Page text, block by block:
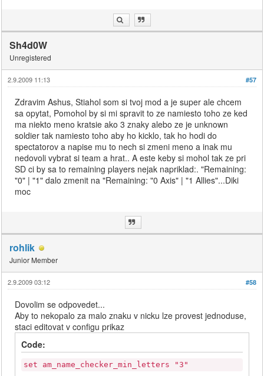
Sh4d0W
Unregistered
#57
2.9.2009 11:13
Zdravim Ashus, Stiahol som si tvoj mod a je super ale chcem
sa opytat, Pomohol by si mi spravit to ze namiesto toho ze ked
ma niekto meno kratsie ako 3 znaky alebo ze je unknown
soldier tak namiesto toho aby ho kicklo, tak ho hodi do
spectatorov a napise mu to nech si zmeni meno a inak mu
nedovoli vybrat si team a hrat.. A este keby si mohol tak ze pri
SD ci by sa to remaining players nejak napriklad:. "Remaining:
"0" | "1" dalo zmenit na "Remaining: "0 Axis" | "1 Allies"...Diki
moc
rohlik
Junior Member
#58
2.9.2009 03:12
Dovolim se odpovedet...
Aby to nekopalo za malo znaku v nicku lze provest jednoduse,
staci editovat v configu prikaz
Code:
set am_name_checker_min_letters "3"